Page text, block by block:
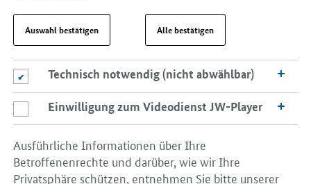
Auswahl bestätigen Alle bestätigen
Technisch notwendig (nicht abwählbar)
Technisch notwendig (nicht abwählbar)
Einwilligung zum Videodienst JW-Player
Einwilligung zum Videodienst JW-Player
Ausführliche Informationen über Ihre
Betroffenenrechte und darüber, wie wir Ihre
Privatsphäre schützen, entnehmen Sie bitte unserer